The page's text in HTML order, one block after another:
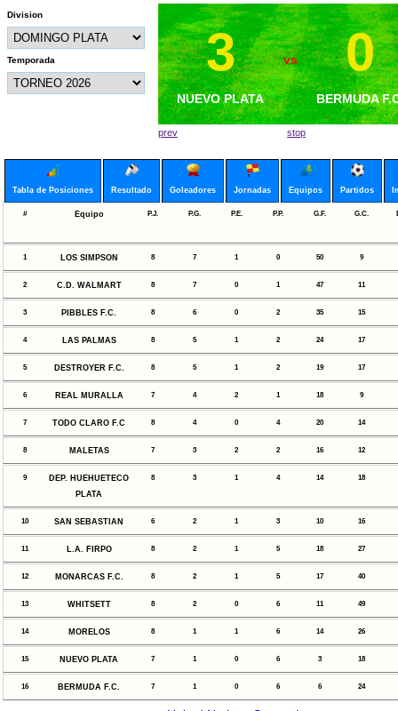
Division
Temporada 3
NUEVO PLATA
vs 0
BERMUDA
3
DEP. HUEHUETECO
PLATA
vs 0
NUEVO
prev stop
Tabla de Posiciones Resultado Goleadores Jornadas Equipos Partidos
# Equipo P.J. P.G. P.E. P.P. G.F. G.C.
1 LOS SIMPSON 8 7 1 0 50 9
2 C.D. WALMART 8 7 0 1 47 11
3 PIBBLES F.C. 8 6 0 2 35 15
4 LAS PALMAS 8 5 1 2 24 17
5 DESTROYER F.C. 8 5 1 2 19 17
6 REAL MURALLA 7 4 2 1 18 9
7 TODO CLARO F.C 8 4 0 4 20 14
8 MALETAS 7 3 2 2 16 12
9
DEP. HUEHUETECO
PLATA
8 3 1 4 14 18
10 SAN SEBASTIAN 6 2 1 3 10 16
11 L.A. FIRPO 8 2 1 5 18 27
12 MONARCAS F.C. 8 2 1 5 17 40
13 WHITSETT 8 2 0 6 11 49
14 MORELOS 8 1 1 6 14 26
15 NUEVO PLATA 7 1 0 6 3 18
16 BERMUDA F.C. 7 1 0 6 6 24